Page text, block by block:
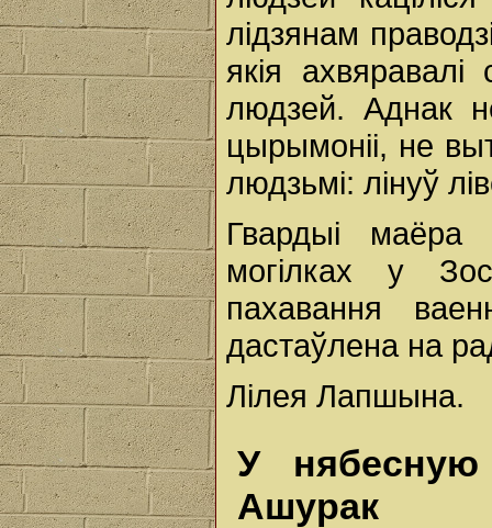
лідзянам
якія
людзей. Аднак
цырымоніі, не
людзьмі: лінуў
Гвардыі маёра
могілках у
пахавання
дастаўлена на
Лілея Лапшына.
У нябесную
Ашурак